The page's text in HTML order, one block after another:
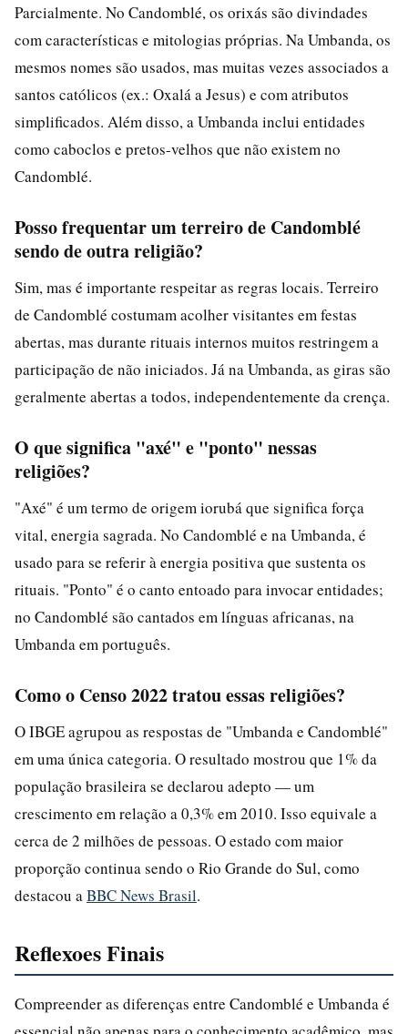
Parcialmente. No Candomblé, os orixás são divindades
com características e mitologias próprias. Na Umbanda, os
mesmos nomes são usados, mas muitas vezes associados a
santos católicos (ex.: Oxalá a Jesus) e com atributos
simplificados. Além disso, a Umbanda inclui entidades
como caboclos e pretos-velhos que não existem no
Candomblé.
Posso frequentar um terreiro de Candomblé
sendo de outra religião?
Sim, mas é importante respeitar as regras locais. Terreiro
de Candomblé costumam acolher visitantes em festas
abertas, mas durante rituais internos muitos restringem a
participação de não iniciados. Já na Umbanda, as giras são
geralmente abertas a todos, independentemente da crença.
O que significa "axé" e "ponto" nessas
religiões?
"Axé" é um termo de origem iorubá que significa força
vital, energia sagrada. No Candomblé e na Umbanda, é
usado para se referir à energia positiva que sustenta os
rituais. "Ponto" é o canto entoado para invocar entidades;
no Candomblé são cantados em línguas africanas, na
Umbanda em português.
Como o Censo 2022 tratou essas religiões?
O IBGE agrupou as respostas de "Umbanda e Candomblé"
em uma única categoria. O resultado mostrou que 1% da
população brasileira se declarou adepto — um
crescimento em relação a 0,3% em 2010. Isso equivale a
cerca de 2 milhões de pessoas. O estado com maior
proporção continua sendo o Rio Grande do Sul, como
destacou a BBC News Brasil.
Reflexoes Finais
Compreender as diferenças entre Candomblé e Umbanda é